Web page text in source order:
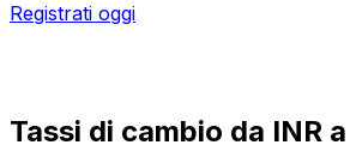
Registrati oggi
Tassi di cambio da INR